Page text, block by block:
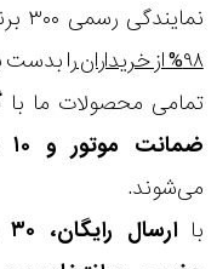
نمایندگی رسمی ۳۰۰ برند جهانی است و توانسته ایم
۹۸% از خریداران
را بدست
تمامی محصولات ما با
ضمانت موتور و ۱۰ سال تعویض رایگان باتری
می‌شوند.
با